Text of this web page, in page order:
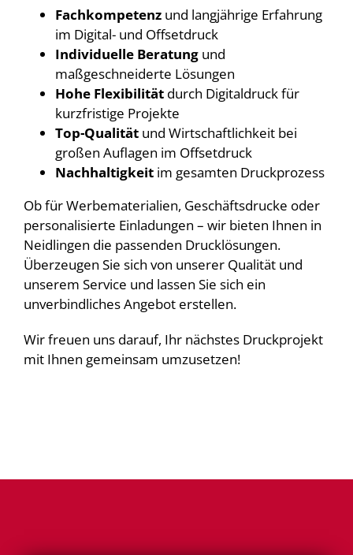
Fachkompetenzund langjährige Erfahrung
im Digital- und Offsetdruck
Individuelle Beratungund
maßgeschneiderte Lösungen
Hohe Flexibilitätdurch Digitaldruck für
kurzfristige Projekte
Top-Qualitätund Wirtschaftlichkeit bei
großen Auflagen im Offsetdruck
Nachhaltigkeitim gesamten Druckprozess
Ob für Werbematerialien, Geschäftsdrucke oder
personalisierte Einladungen – wir bieten Ihnen in
Neidlingen die passenden Drucklösungen.
Überzeugen Sie sich von unserer Qualität und
unserem Service und lassen Sie sich ein
unverbindliches Angebot erstellen.
Wir freuen uns darauf, Ihr nächstes Druckprojekt
mit Ihnen gemeinsam umzusetzen!